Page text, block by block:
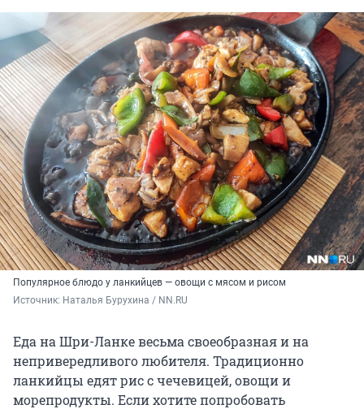
Популярное блюдо у ланкийцев — овощи с мясом и рисом
Источник: Наталья Бурухина / NN.RU
Еда на Шри-Ланке весьма своеобразная и на
непривередливого любителя. Традиционно
ланкийцы едят рис с чечевицей, овощи и
морепродукты. Если хотите попробовать